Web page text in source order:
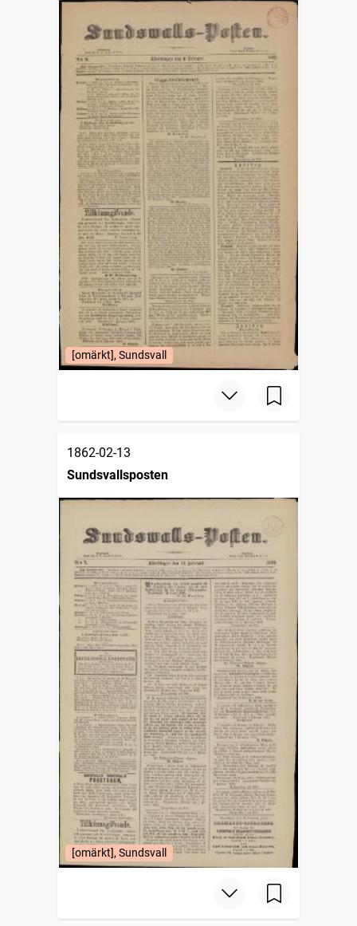
[omärkt], Sundsvall
1862-02-13
Sundsvallsposten
[omärkt], Sundsvall